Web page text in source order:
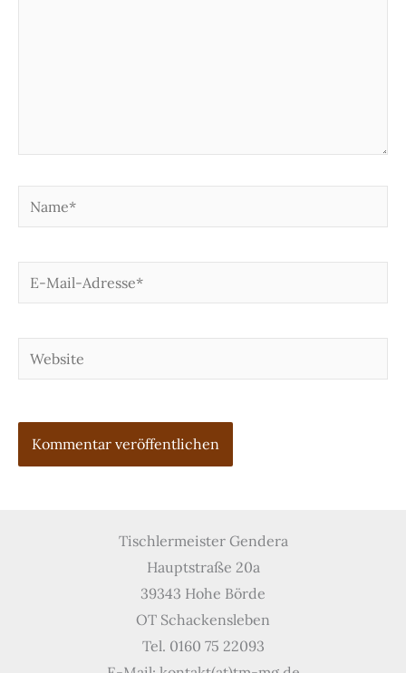
Name*
E-
Mail-
Website
Tischlermeister Gendera
Hauptstraße 20a
39343 Hohe Börde
OT Schackensleben
Tel. 0160 75 22093